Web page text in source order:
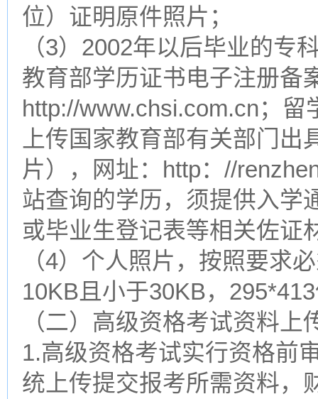
位）证明原件照片；
（3）2002年以后毕业的专
教育部学历证书电子注册备
http://www.chsi.com.cn；
上传国家教育部有关部门
片），网址：http：//
站查询的学历，须提供入学
或毕业生登记表等相关佐证
（4）个人照片，按照要求
10KB且小于30KB，
（二）高级资格考试资料上
1.高级资格考试实行资格前
统上传提交报考所需资料，